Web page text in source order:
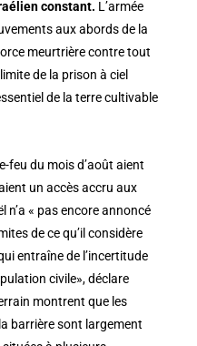
constant. L’armée
aux abords de la
meurtrière contre tout
de la prison à ciel
de la terre cultivable
feu du mois d’août aient
un accès accru aux
n’a « pas encore annoncé
de ce qu’il considère
entraîne de l’incertitude
civile», déclare
montrent que les
barrière sont largement